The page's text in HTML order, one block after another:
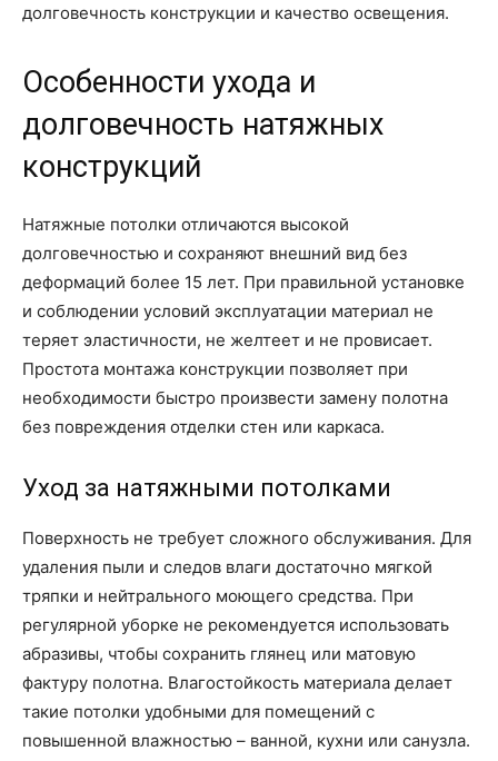
долговечность конструкции и качество освещения.
Особенности ухода и
долговечность натяжных
конструкций
Натяжные потолки отличаются высокой
долговечностью и сохраняют внешний вид без
деформаций более 15 лет. При правильной установке
и соблюдении условий эксплуатации материал не
теряет эластичности, не желтеет и не провисает.
Простота монтажа конструкции позволяет при
необходимости быстро произвести замену полотна
без повреждения отделки стен или каркаса.
Уход за натяжными потолками
Поверхность не требует сложного обслуживания. Для
удаления пыли и следов влаги достаточно мягкой
тряпки и нейтрального моющего средства. При
регулярной уборке не рекомендуется использовать
абразивы, чтобы сохранить глянец или матовую
фактуру полотна. Влагостойкость материала делает
такие потолки удобными для помещений с
повышенной влажностью – ванной, кухни или санузла.